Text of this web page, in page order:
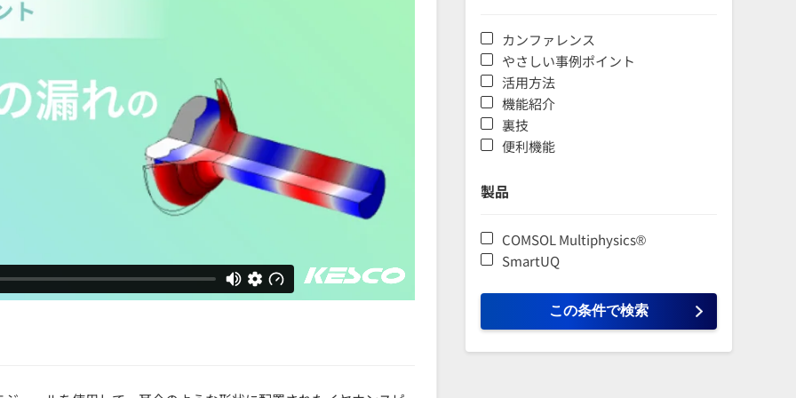
カンファレンス
やさしい事例ポイント
活用方法
機能紹介
裏技
便利機能
製品
COMSOL Multiphysics®
SmartUQ